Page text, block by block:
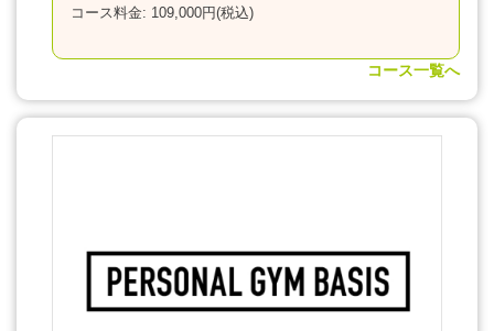
コース料金: 109,000円(税込)
コース一覧へ